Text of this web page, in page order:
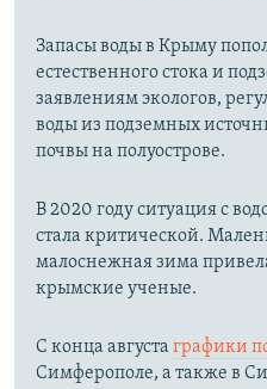
Запасы воды в Крыму
естественного стока и
заявлениям экологов,
воды из подземных
почвы на полуострове.
В 2020 году ситуация с
стала критической.
малоснежная зима
крымские ученые.
С конца августа графики
Симферополе, а также в